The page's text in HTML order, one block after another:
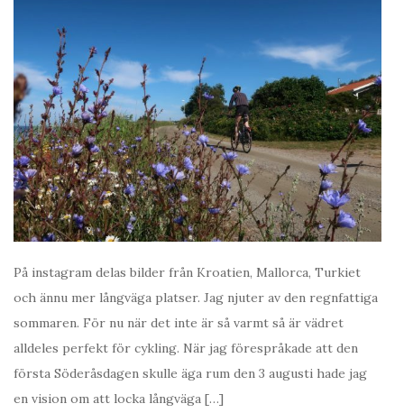
På instagram delas bilder från Kroatien, Mallorca, Turkiet
och ännu mer långväga platser. Jag njuter av den regnfattiga
sommaren. För nu när det inte är så varmt så är vädret
alldeles perfekt för cykling. När jag förespråkade att den
första Söderåsdagen skulle äga rum den 3 augusti hade jag
en vision om att locka långväga […]